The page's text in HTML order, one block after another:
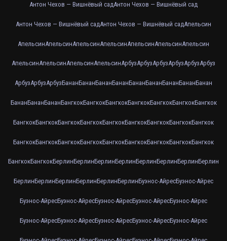
Антон Чехов — Вишнёвый садАнтон Чехов — Вишнёвый сад
Антон Чехов — Вишнёвый садАнтон Чехов — Вишнёвый садАпельсин
АпельсинАпельсинАпельсинАпельсинАпельсинАпельсинАпельсин
АпельсинАпельсинАпельсинАпельсинАрбузАрбузАрбузАрбузАрбузАрбуз
АрбузАрбузАрбузБананБананБананБананБананБананБананБананБанан
БананБананБананБангкокБангкокБангкокБангкокБангкокБангкокБангкок
БангкокБангкокБангкокБангкокБангкокБангкокБангкокБангкокБангкок
БангкокБангкокБангкокБангкокБангкокБангкокБангкокБангкокБангкок
БангкокБангкокБерлинБерлинБерлинБерлинБерлинБерлинБерлинБерлин
БерлинБерлинБерлинБерлинБерлинБерлинБуэнос-АйресБуэнос-Айрес
Буэнос-АйресБуэнос-АйресБуэнос-АйресБуэнос-АйресБуэнос-Айрес
Буэнос-АйресБуэнос-АйресБуэнос-АйресБуэнос-АйресБуэнос-Айрес